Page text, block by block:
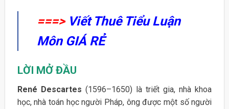
===> Viết Thuê Tiểu Luận
Môn GIÁ RẺ
LỜI MỞ ĐẦU
René Descartes (1596–1650) là triết gia, nhà khoa
học, nhà toán học người Pháp, ông được một số người